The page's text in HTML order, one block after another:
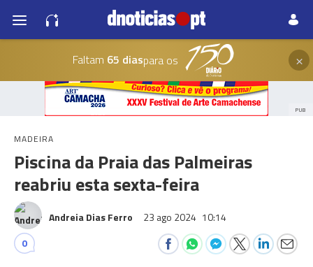
Faltam 65 diaspara os ×
PUB
MADEIRA
Piscina da Praia das Palmeiras
reabriu esta sexta-feira
Andreia Dias Ferro 23 ago 2024 10:14
0